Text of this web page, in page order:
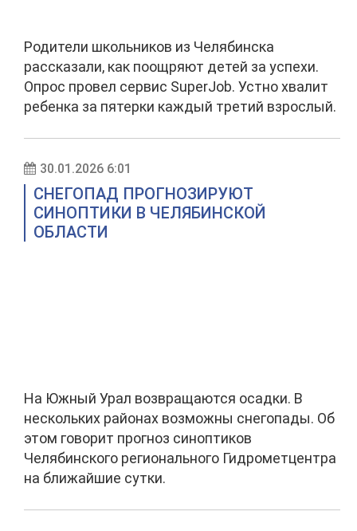
Родители школьников из Челябинска
рассказали, как поощряют детей за успехи.
Опрос провел сервис SuperJob. Устно хвалит
ребенка за пятерки каждый третий взрослый.
30.01.2026 6:01
СНЕГОПАД ПРОГНОЗИРУЮТ
СИНОПТИКИ В ЧЕЛЯБИНСКОЙ
ОБЛАСТИ
На Южный Урал возвращаются осадки. В
нескольких районах возможны снегопады. Об
этом говорит прогноз синоптиков
Челябинского регионального Гидрометцентра
на ближайшие сутки.